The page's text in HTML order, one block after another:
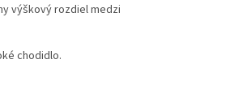
výškový rozdiel medzi
chodidlo.